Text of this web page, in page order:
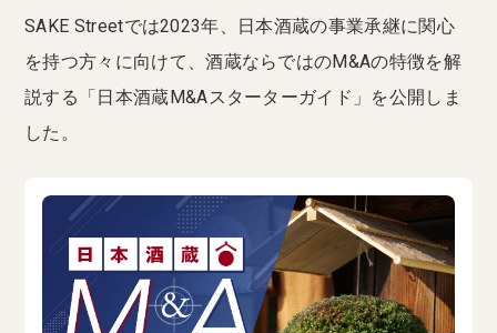
SAKE Streetでは2023年、日本酒蔵の事業承継に関心
を持つ方々に向けて、酒蔵ならではのM&Aの特徴を解
説する「日本酒蔵M&Aスターターガイド」を公開しま
した。